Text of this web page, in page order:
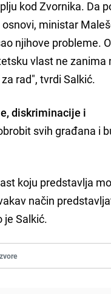
kod Zvornika. Da
ministar
njihove probleme.
vlast ne zanima
rad", tvrdi Salkić.
diskriminacije i
svih građana i
koju predstavlja
način
je Salkić.